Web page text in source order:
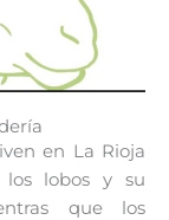
en La Rioja
lobos y su
que los